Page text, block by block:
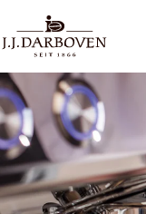
Land und
auswählen
Entdecken
für Ihren
Deutschland